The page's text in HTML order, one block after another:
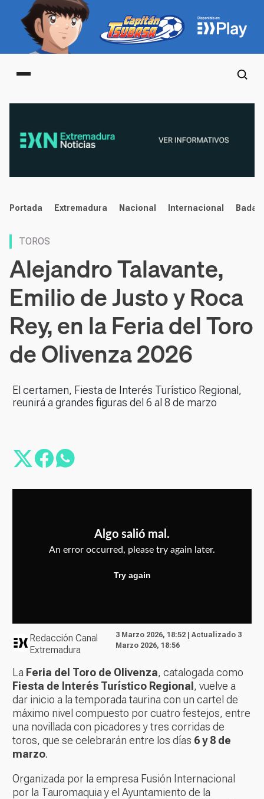
Main menu
noticias
Portada Extremadura Nacional Internacional
TOROS
Alejandro Talavante,
Emilio de Justo y Roca
Rey, en la Feria del Toro
de Olivenza 2026
El certamen, Fiesta de Interés Turístico Regional,
reunirá a grandes figuras del 6 al 8 de marzo
Redacción Canal
Extremadura
3 Marzo 2026, 18:52 | Actualizado 3
Marzo 2026, 18:56
La Feria del Toro de Olivenza, catalogada como
Fiesta de Interés Turístico Regional , vuelve a
dar inicio a la temporada taurina con un cartel de
máximo nivel compuesto por cuatro festejos, entre
una novillada con picadores y tres corridas de
toros, que se celebrarán entre los días 6 y 8 de
marzo.
Organizada por la empresa Fusión Internacional
por la Tauromaquia y el Ayuntamiento de la